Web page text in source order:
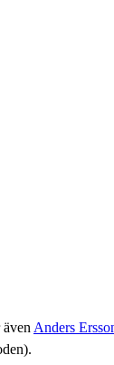
Anders